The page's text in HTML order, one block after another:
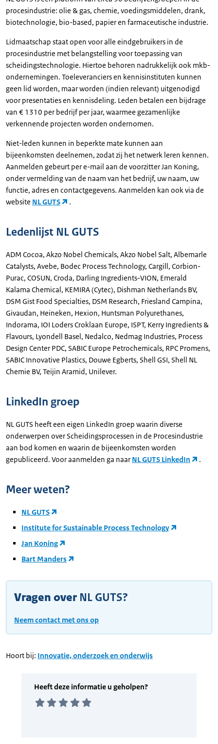
procesindustrie: olie & gas, chemie, voedingsmiddelen, drank,
biotechnologie, bio-based, papier en farmaceutische industrie.
Lidmaatschap staat open voor alle eindgebruikers in de
procesindustrie met belangstelling voor toepassing van
scheidingstechnologie. Hiertoe behoren nadrukkelijk ook mkb-
ondernemingen. Toeleveranciers en kennisinstituten kunnen
geen lid worden, maar worden (indien relevant) uitgenodigd
voor presentaties en kennisdeling. Leden betalen een bijdrage
van € 1310 per bedrijf per jaar, waarmee gezamenlijke
verkennende projecten worden ondernomen.
Niet-leden kunnen in beperkte mate kunnen aan
bijeenkomsten deelnemen, zodat zij het netwerk leren kennen.
Aanmelden gebeurt per e-mail aan de voorzitter Jan Koning,
onder vermelding van de naam van het bedrijf, uw naam, uw
functie, adres en contactgegevens. Aanmelden kan ook via de
website NL GUTS .
Ledenlijst NL GUTS
ADM Cocoa, Akzo Nobel Chemicals, Akzo Nobel Salt, Albemarle
Catalysts, Avebe, Bodec Process Technology, Cargill, Corbion-
Purac, COSUN, Croda, Darling Ingredients-VION, Emerald
Kalama Chemical, KEMIRA (Cytec), Dishman Netherlands BV,
DSM Gist Food Specialties, DSM Research, Friesland Campina,
Givaudan, Heineken, Hexion, Huntsman Polyurethanes,
Indorama, IOI Loders Croklaan Europe, ISPT, Kerry Ingredients &
Flavours, Lyondell Basel, Nedalco, Nedmag Industries, Process
Design Center PDC, SABIC Europe Petrochemicals, RPC Promens,
SABIC Innovative Plastics, Douwe Egberts, Shell GSI, Shell NL
Chemie BV, Teijin Aramid, Unilever.
LinkedIn groep
NL GUTS heeft een eigen LinkedIn groep waarin diverse
onderwerpen over Scheidingsprocessen in de Procesindustrie
aan bod komen en waarin de bijeenkomsten worden
gepubliceerd. Voor aanmelden ga naar NL GUTS LinkedIn .
Meer weten?
NL GUTS
Institute for Sustainable Process Technology
Jan Koning
Bart Manders
Vragen over NL GUTS?
Neem contact met ons op
Hoort bij: Innovatie, onderzoek en onderwijs